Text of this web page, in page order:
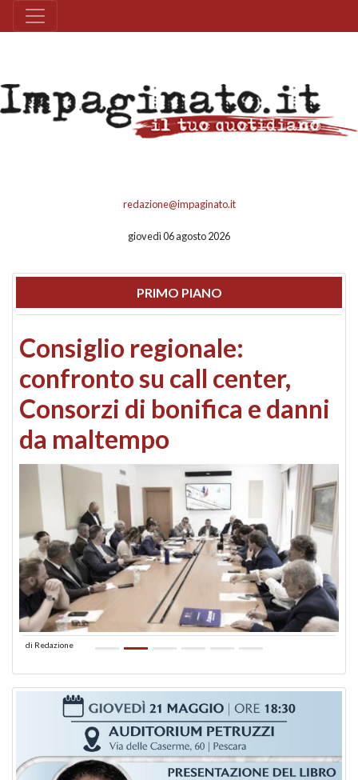
redazione@impaginato.it
giovedì 06 agosto 2026
PRIMO PIANO
Consiglio regionale:
confronto su call center,
Consorzi di bonifica e danni
da maltempo
di Redazione